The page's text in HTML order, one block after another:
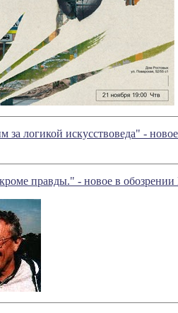
за логикой искусствоведа" -
правды." - новое в обозрении